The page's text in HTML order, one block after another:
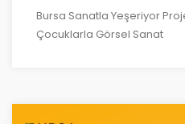
Bursa Sanatla Yeşeriyor
Çocuklarla Görsel Sanat